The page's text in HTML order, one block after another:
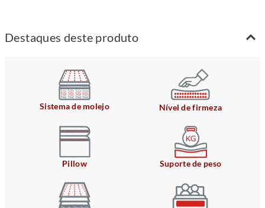
Destaques deste produto
Sistema de molejo Nível de firmeza
Pillow Suporte de peso